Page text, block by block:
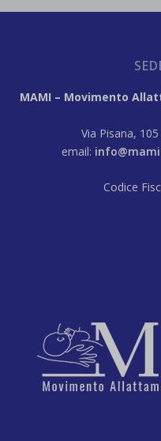
MAMI – Movimento
Via Pisana,
email:
Codice